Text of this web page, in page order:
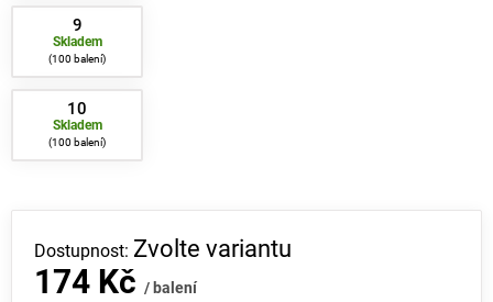
9
Skladem
100 balení
10
Skladem
100 balení
174 Kč / balení
Zvolte variantu